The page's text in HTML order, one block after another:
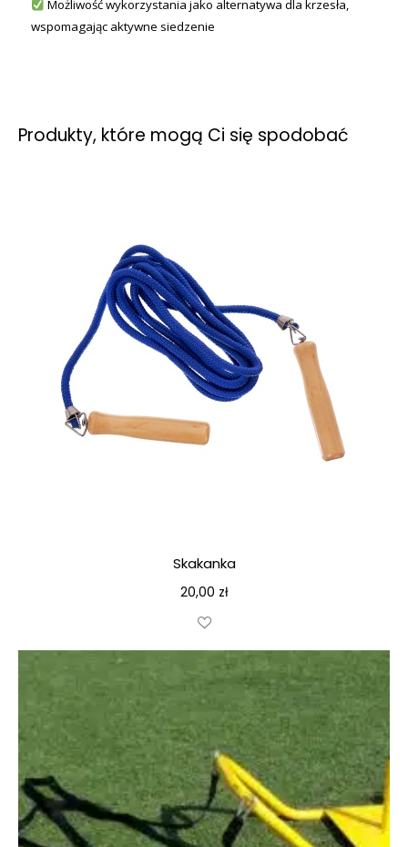
Możliwość wykorzystania jako alternatywa dla krzesła,
wspomagając aktywne siedzenie
Produkty, które mogą Ci się spodobać
Skakanka
20,00 zł